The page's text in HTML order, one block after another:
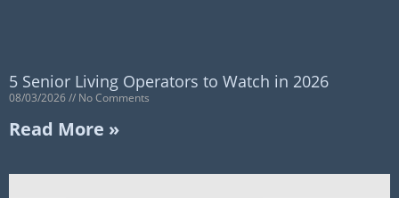
5 Senior Living Operators to Watch in 2026
08/03/2026 No Comments
Read More »